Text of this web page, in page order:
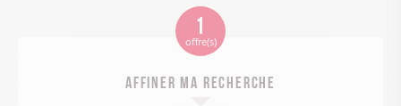
1
offre(s)
Affiner ma recherche